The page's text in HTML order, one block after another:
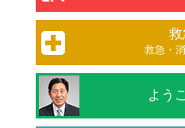
救
救急・
よう